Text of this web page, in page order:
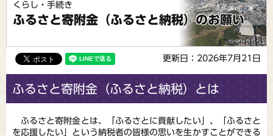
くらし・手続き
ふるさと寄附金（ふるさと納税）のお願い
更新日：2026年7月21日
ふるさと寄附金（ふるさと納税）とは
ふるさと寄附金とは、「ふるさとに貢献したい」、「ふるさと
を応援したい」という納税者の皆様の思いを生かすことができる